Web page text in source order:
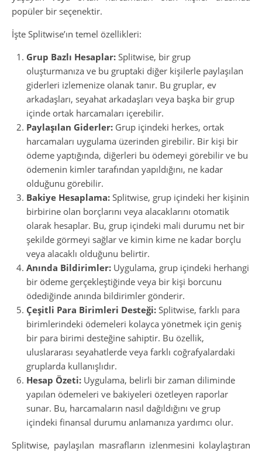
popüler bir seçenektir.
İşte Splitwise’ın temel özellikleri:
Grup Bazlı Hesaplar: Splitwise, bir grup
oluşturmanıza ve bu gruptaki diğer kişilerle paylaşılan
giderleri izlemenize olanak tanır. Bu gruplar, ev
arkadaşları, seyahat arkadaşları veya başka bir grup
içinde ortak harcamaları içerebilir.
Paylaşılan Giderler: Grup içindeki herkes, ortak
harcamaları uygulama üzerinden girebilir. Bir kişi bir
ödeme yaptığında, diğerleri bu ödemeyi görebilir ve bu
ödemenin kimler tarafından yapıldığını, ne kadar
olduğunu görebilir.
Bakiye Hesaplama: Splitwise, grup içindeki her kişinin
birbirine olan borçlarını veya alacaklarını otomatik
olarak hesaplar. Bu, grup içindeki mali durumu net bir
şekilde görmeyi sağlar ve kimin kime ne kadar borçlu
veya alacaklı olduğunu belirtir.
Anında Bildirimler: Uygulama, grup içindeki herhangi
bir ödeme gerçekleştiğinde veya bir kişi borcunu
ödediğinde anında bildirimler gönderir.
Çeşitli Para Birimleri Desteği: Splitwise, farklı para
birimlerindeki ödemeleri kolayca yönetmek için geniş
bir para birimi desteğine sahiptir. Bu özellik,
uluslararası seyahatlerde veya farklı coğrafyalardaki
gruplarda kullanışlıdır.
Hesap Özeti: Uygulama, belirli bir zaman diliminde
yapılan ödemeleri ve bakiyeleri özetleyen raporlar
sunar. Bu, harcamaların nasıl dağıldığını ve grup
içindeki finansal durumu anlamanıza yardımcı olur.
Splitwise, paylaşılan masrafların izlenmesini kolaylaştıran